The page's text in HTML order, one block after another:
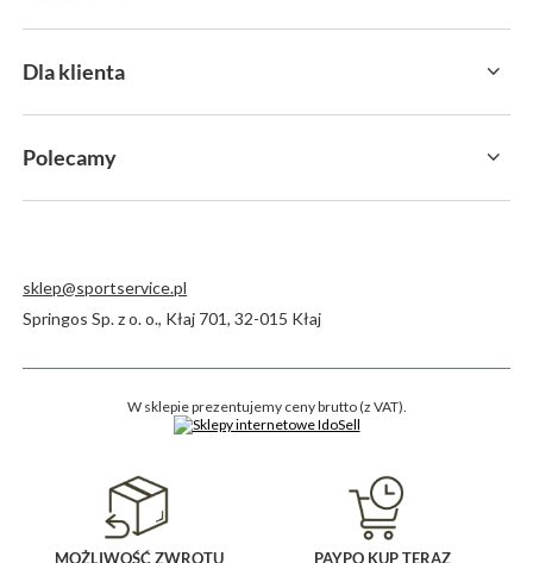
Dla klienta
Polecamy
sklep@sportservice.pl
Springos Sp. z o. o., Kłaj 701,32-015 Kłaj
W sklepie prezentujemy ceny brutto (z VAT).
MOŻLIWOŚĆ ZWROTU PAYPO KUP TERAZ